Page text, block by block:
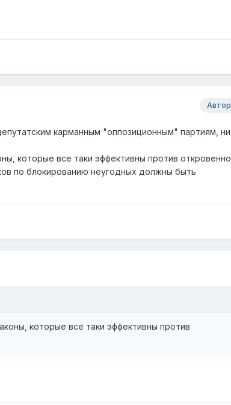
Автор
карманным "оппозиционным" партиям, ни
которые все таки эффективны против откровенно
по блокированию неугодных должны быть
которые все таки эффективны против